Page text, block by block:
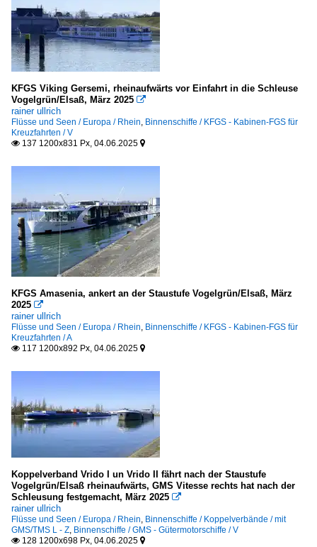
KFGS Viking Gersemi, rheinaufwärts vor Einfahrt in die Schleuse
Vogelgrün/Elsaß, März 2025 
rainer ullrich
Flüsse und Seen / Europa / Rhein, Binnenschiffe / KFGS - Kabinen-FGS für
Kreuzfahrten / V
 137 1200x831 Px, 04.06.2025 
KFGS Amasenia, ankert an der Staustufe Vogelgrün/Elsaß, März
2025 
rainer ullrich
Flüsse und Seen / Europa / Rhein, Binnenschiffe / KFGS - Kabinen-FGS für
Kreuzfahrten / A
 117 1200x892 Px, 04.06.2025 
Koppelverband Vrido I un Vrido II fährt nach der Staustufe
Vogelgrün/Elsaß rheinaufwärts, GMS Vitesse rechts hat nach der
Schleusung festgemacht, März 2025 
rainer ullrich
Flüsse und Seen / Europa / Rhein, Binnenschiffe / Koppelverbände / mit
GMS/TMS L - Z, Binnenschiffe / GMS - Gütermotorschiffe / V
 128 1200x698 Px, 04.06.2025 